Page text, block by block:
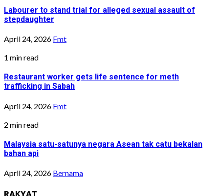
Labourer to stand trial for alleged sexual assault of
stepdaughter
April 24, 2026 Fmt
1 min read
Restaurant worker gets life sentence for meth
trafficking in Sabah
April 24, 2026 Fmt
2 min read
Malaysia satu-satunya negara Asean tak catu bekalan
bahan api
April 24, 2026 Bernama